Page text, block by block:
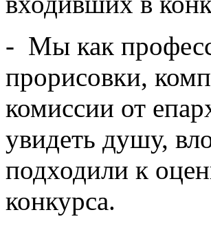
- Мы как
прорисовки,
комиссии от
увидеть душу,
подходили к
конкурса.